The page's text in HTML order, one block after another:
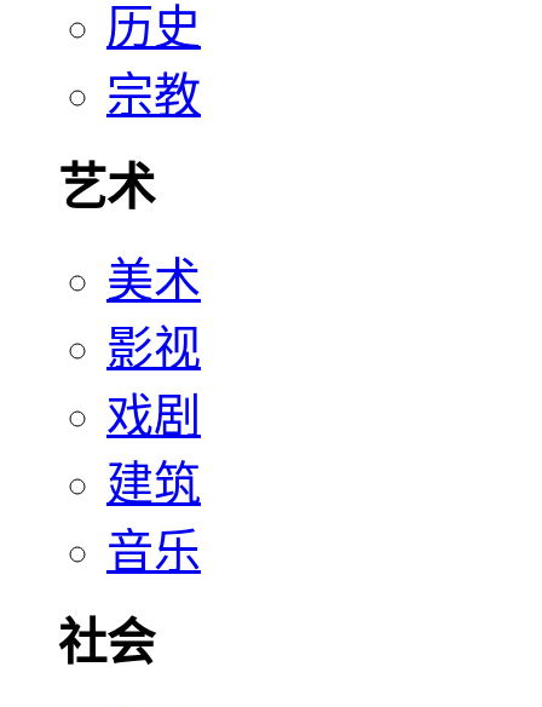
历史
宗教
艺术
美术
影视
戏剧
建筑
音乐
社会